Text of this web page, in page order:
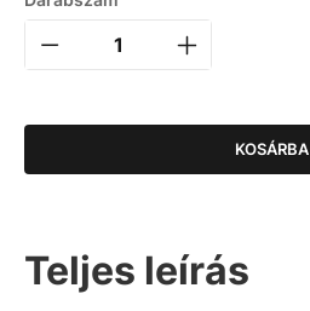
KOSÁRBA
Teljes leírás